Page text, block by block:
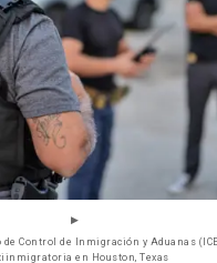
Control de Inmigración y Aduanas
en Houston, Texas